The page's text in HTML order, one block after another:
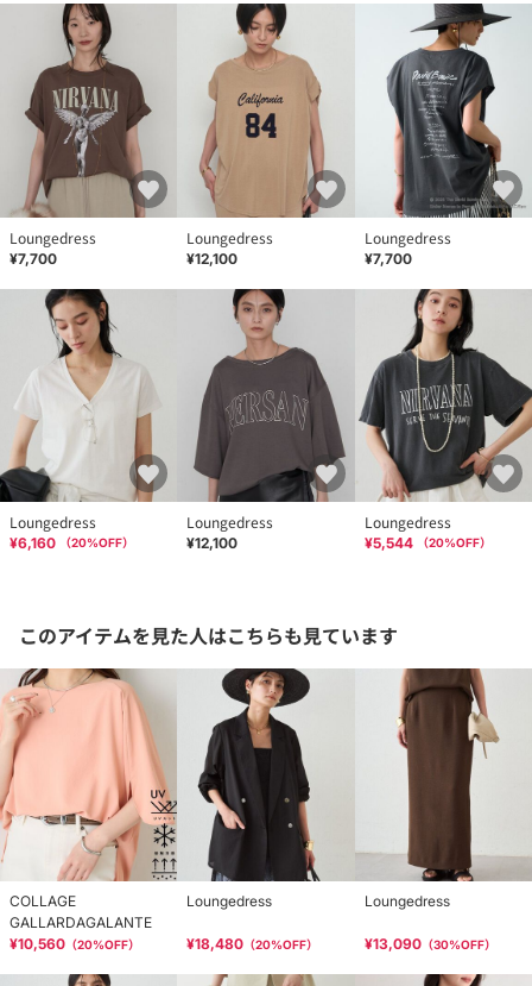
Loungedress
¥7,700
Loungedress
¥12,100
Loungedress
¥7,700
Loungedress
¥6,160 （20%OFF）
Loungedress
¥12,100
Loungedress
¥5,544 （20%OFF）